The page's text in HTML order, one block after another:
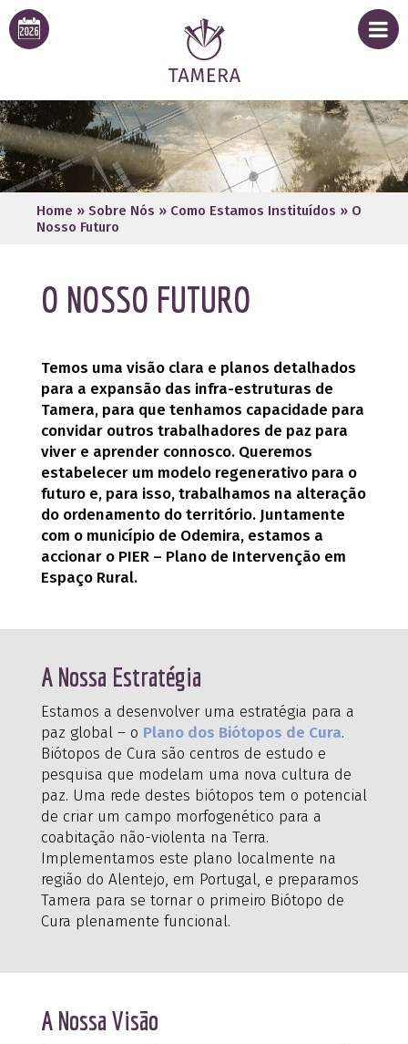
Home » Sobre Nós » Como Estamos Instituídos » O
Nosso Futuro
O NOSSO FUTURO
Temos uma visão clara e planos detalhados
para a expansão das infra-estruturas de
Tamera, para que tenhamos capacidade para
convidar outros trabalhadores de paz para
viver e aprender connosco. Queremos
estabelecer um modelo regenerativo para o
futuro e, para isso, trabalhamos na alteração
do ordenamento do território. Juntamente
com o município de Odemira, estamos a
accionar o PIER – Plano de Intervenção em
Espaço Rural.
A Nossa Estratégia
Estamos a desenvolver uma estratégia para a
paz global – o Plano dos Biótopos de Cura.
Biótopos de Cura são centros de estudo e
pesquisa que modelam uma nova cultura de
paz. Uma rede destes biótopos tem o potencial
de criar um campo morfogenético para a
coabitação não-violenta na Terra.
Implementamos este plano localmente na
região do Alentejo, em Portugal, e preparamos
Tamera para se tornar o primeiro Biótopo de
Cura plenamente funcional.
A Nossa Visão